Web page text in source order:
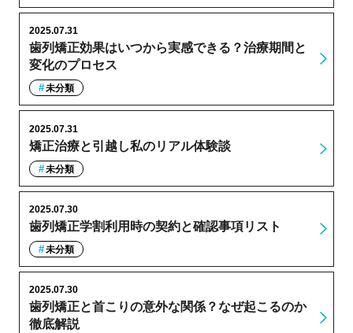
歯列矯正効果はいつから実感できる？治療期間と
変化のプロセス
2025.07.31
未分類
矯正治療と引越し私のリアル体験談
2025.07.31
未分類
歯列矯正学割利用時の契約と確認事項リスト
2025.07.30
未分類
歯列矯正と首こりの意外な関係？なぜ起こるのか
徹底解説
2025.07.30